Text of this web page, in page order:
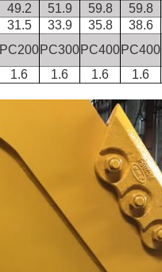
49.2 51.9 59.8 59.8
31.5 33.9 35.8 38.6
PC200PC300PC400PC400
1.6 1.6 1.6 1.6